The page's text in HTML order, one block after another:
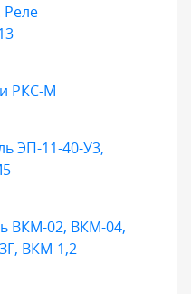
Реле
РКС-М
ЭП-11-40-У3,
ВКМ-02, ВКМ-04,
ВКМ-1,2